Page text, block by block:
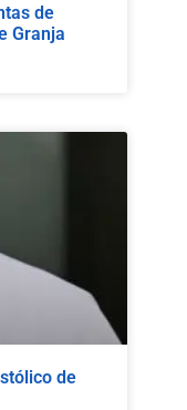
de
Granja
de